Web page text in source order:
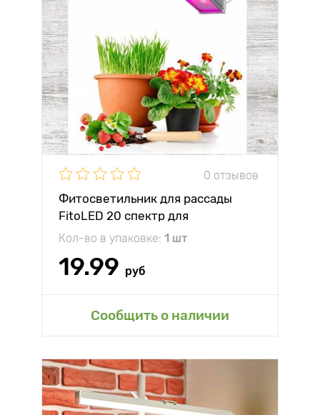
0 отзывов
Фитосветильник для рассады
FitoLED 20 спектр для
фотосинтеза
Кол-во в упаковке: 1 шт
19.99 руб
Сообщить о наличии